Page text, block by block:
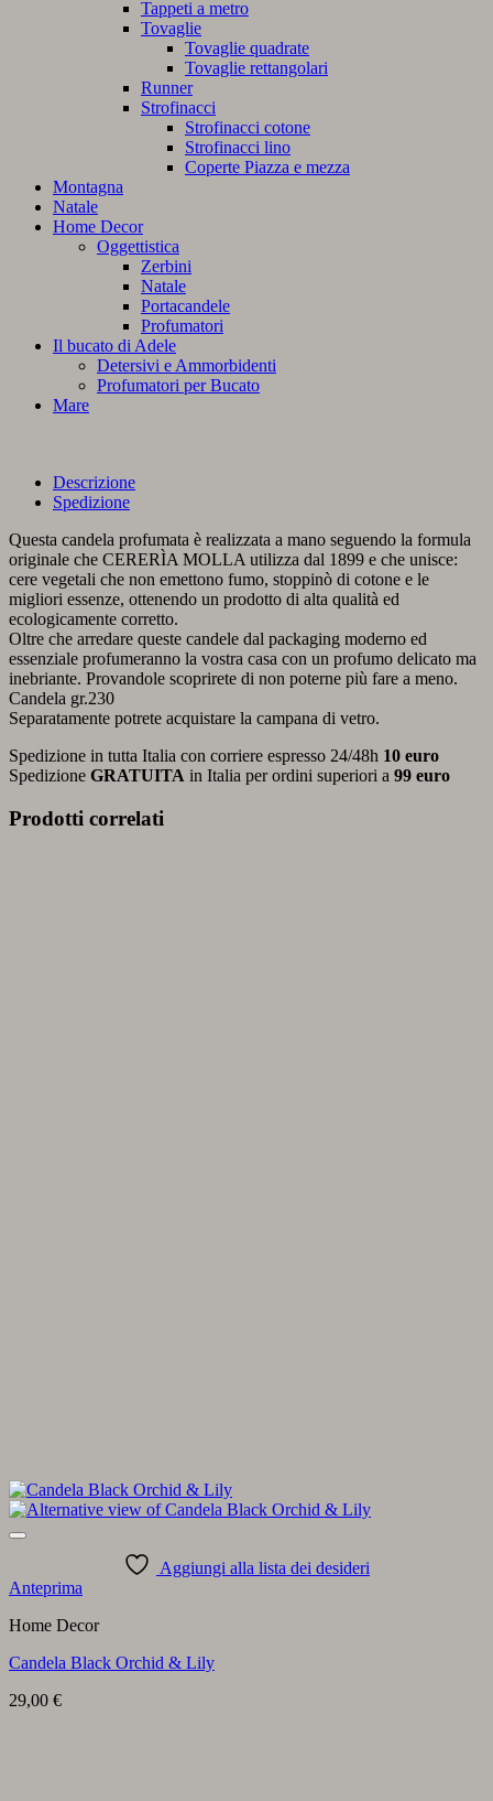
Tappeti a metro
Tovaglie
Tovaglie quadrate
Tovaglie rettangolari
Runner
Strofinacci
Strofinacci cotone
Strofinacci lino
Coperte Piazza e mezza
Montagna
Natale
Home Decor
Oggettistica
Zerbini
Natale
Portacandele
Profumatori
Il bucato di Adele
Detersivi e Ammorbidenti
Profumatori per Bucato
Mare
Descrizione
Spedizione
Questa candela profumata è realizzata a mano seguendo la formula
originale che CERERÌA MOLLA utilizza dal 1899 e che unisce:
cere vegetali che non emettono fumo, stoppinò di cotone e le
migliori essenze, ottenendo un prodotto di alta qualità ed
ecologicamente corretto.
Oltre che arredare queste candele dal packaging moderno ed
essenziale profumeranno la vostra casa con un profumo delicato ma
inebriante. Provandole scoprirete di non poterne più fare a meno.
Candela gr.230
Separatamente potrete acquistare la campana di vetro.
Spedizione in tutta Italia con corriere espresso 24/48h 10 euro
Spedizione GRATUITA in Italia per ordini superiori a 99 euro
Prodotti correlati
Aggiungi alla lista dei desideri
Anteprima
Home Decor
Candela Black Orchid & Lily
29,00 €